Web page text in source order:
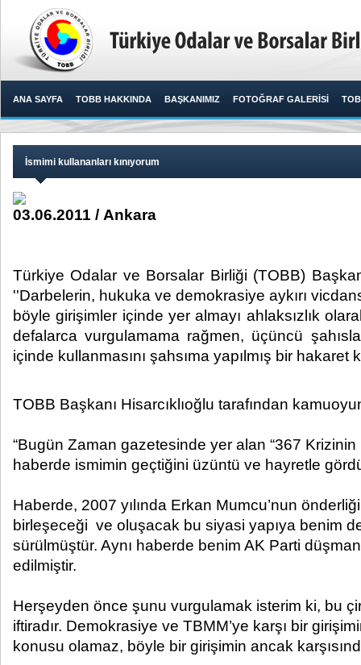
ANA SAYFA TOBB HAKKINDA BAŞKANIMIZ FOTOĞRAF GALERİSİ
İsmimi kullananları kınıyorum
03.06.2011 / Ankara
Türkiye Odalar ve Borsalar Birliği (TOBB)
''Darbelerin, hukuka ve demokrasiye aykırı
böyle girişimler içinde yer almayı ahlaksızlık
defalarca vurgulamama rağmen, üçüncü
içinde kullanmasını şahsıma yapılmış bir hakaret
TOBB Başkanı Hisarcıklıoğlu tarafından
“Bugün Zaman gazetesinde yer alan “367 Krizinin
haberde ismimin geçtiğini üzüntü ve hayretle
Haberde, 2007 yılında Erkan Mumcu’nun
birleşeceği ve oluşacak bu siyasi yapıya benim
sürülmüştür. Aynı haberde benim AK Parti
edilmiştir.
Herşeyden önce şunu vurgulamak isterim ki, bu
iftiradır. Demokrasiye ve TBMM’ye karşı bir
konusu olamaz, böyle bir girişimin ancak